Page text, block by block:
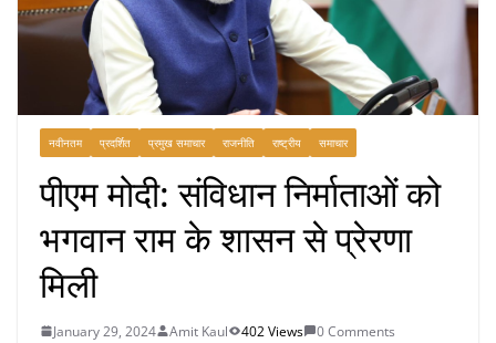
नवीनतम प्रदर्शित प्रमुख समाचार राजनीति राष्ट्रीय समाचार
पीएम मोदी: संविधान निर्माताओं को
भगवान राम के शासन से प्रेरणा
मिली
January 29, 2024 Amit Kaul 402 Views
0 Comments